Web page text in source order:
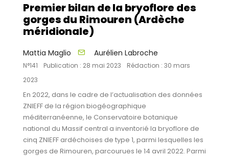
Premier bilan de la bryoflore des
gorges du Rimouren (Ardèche
méridionale)
Mattia Maglio Aurélien Labroche
N°141 Publication : 28 mai 2023
Rédaction : 30 mars
2023
En 2022, dans le cadre de l’actualisation des données
ZNIEFF de la région biogéographique
méditerranéenne, le Conservatoire botanique
national du Massif central a inventorié la bryoflore de
cinq ZNIEFF ardéchoises de type 1, parmi lesquelles les
gorges de Rimouren, parcourues le 14 avril 2022. Parmi